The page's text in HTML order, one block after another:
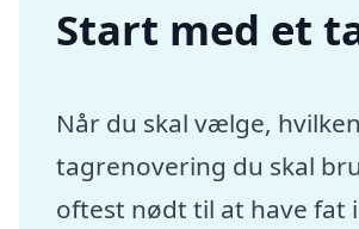
Start med et
Når du skal vælge,
tagrenovering du skal
oftest nødt til at have fat